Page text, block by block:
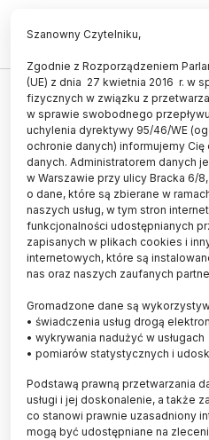
HISTORIA I KULTURA
Konferencja we
lat druku w
21.11.2025
aktualizacja: 21.11.2025
2 minuty czytania
Szanowny Czytelniku,
Zgodnie z Rozporządzeniem
(UE) z dnia 27 kwietnia 2016 r. w
fizycznych w związku z
w sprawie swobodnego
uchylenia dyrektywy 95/46/WE
ochronie danych) informujemy
danych. Administratorem danych
w Warszawie przy ulicy Bracka 6/
o dane, które są zbierane w
naszych usług, w tym stron
funkcjonalności udostępnianych
zapisanych w plikach cookies i
internetowych, które są
nas oraz naszych zaufanych
Gromadzone dane są
• świadczenia usług drogą
• wykrywania nadużyć w usługach
• pomiarów statystycznych i
Podstawą prawną przetwarzania
usługi i jej doskonalenie, a także
co stanowi prawnie uzasadniony
mogą być udostępniane na